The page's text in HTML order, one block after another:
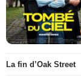
La fin d’Oak Street